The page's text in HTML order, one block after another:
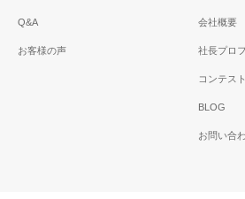
Q&A
お客様の声
会社概要
社長プロ
コンテス
BLOG
お問い合